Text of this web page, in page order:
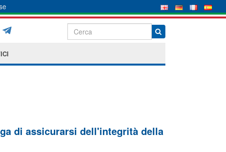
di assicurarsi dell'integrità della